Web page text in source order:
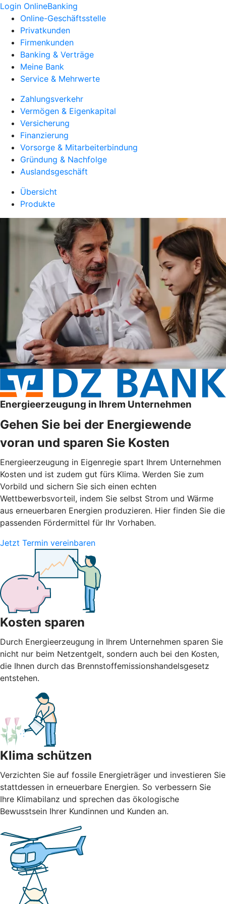
Login OnlineBanking
Online-Geschäftsstelle
Privatkunden
Firmenkunden
Banking & Verträge
Meine Bank
Service & Mehrwerte
Zahlungsverkehr
Vermögen & Eigenkapital
Versicherung
Finanzierung
Vorsorge & Mitarbeiterbindung
Gründung & Nachfolge
Auslandsgeschäft
Übersicht
Produkte
Energieerzeugung in Ihrem Unternehmen
Gehen Sie bei der Energiewende
voran und sparen Sie Kosten
Energieerzeugung in Eigenregie spart Ihrem Unternehmen
Kosten und ist zudem gut fürs Klima. Werden Sie zum
Vorbild und sichern Sie sich einen echten
Wettbewerbsvorteil, indem Sie selbst Strom und Wärme
aus erneuerbaren Energien produzieren. Hier finden Sie die
passenden Fördermittel für Ihr Vorhaben.
Jetzt Termin vereinbaren
Kosten sparen
Durch Energieerzeugung in Ihrem Unternehmen sparen Sie
nicht nur beim Netzentgelt, sondern auch bei den Kosten,
die Ihnen durch das Brennstoffemissionshandelsgesetz
entstehen.
Klima schützen
Verzichten Sie auf fossile Energieträger und investieren Sie
stattdessen in erneuerbare Energien. So verbessern Sie
Ihre Klimabilanz und sprechen das ökologische
Bewusstsein Ihrer Kundinnen und Kunden an.